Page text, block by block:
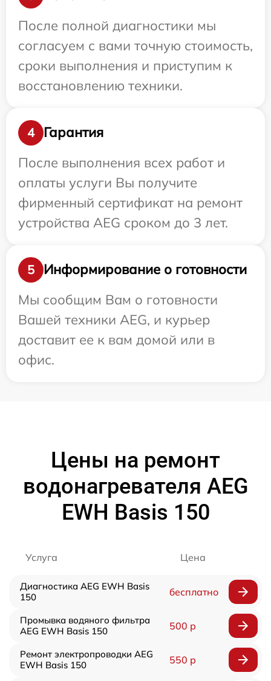
После полной диагностики мы
согласуем с вами точную стоимость,
сроки выполнения и приступим к
восстановлению техники.
4
Гарантия
После выполнения всех работ и
оплаты услуги Вы получите
фирменный сертификат на ремонт
устройства AEG сроком до 3 лет.
5
Информирование о готовности
Мы сообщим Вам о готовности
Вашей техники AEG, и курьер
доставит ее к вам домой или в
офис.
Цены на ремонт
водонагревателя AEG
EWH Basis 150
Услуга Цена
Диагностика AEG EWH Basis
150
бесплатно
Промывка водяного фильтра
AEG EWH Basis 150
500 р
Ремонт электропроводки AEG
EWH Basis 150
550 р